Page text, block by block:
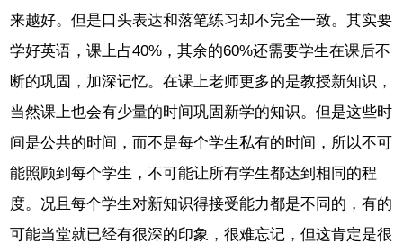
来越好。但是口头表达和落笔练习却不完全一致。其实要
学好英语，课上占40%，其余的60%还需要学生在课后不
断的巩固，加深记忆。在课上老师更多的是教授新知识，
当然课上也会有少量的时间巩固新学的知识。但是这些时
间是公共的时间，而不是每个学生私有的时间，所以不可
能照顾到每个学生，不可能让所有学生都达到相同的程
度。况且每个学生对新知识得接受能力都是不同的，有的
可能当堂就已经有很深的印象，很难忘记，但这肯定是很